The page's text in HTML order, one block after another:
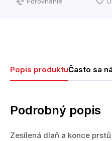
Popis produktuČasto sa
Podrobný popis
Zesílená dlaň a konce